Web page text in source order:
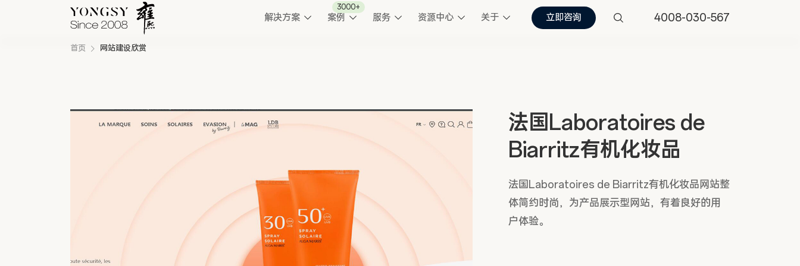
解决方案 案例
3000+
服务 资源中心 关于 立即咨询
新能源案例
4008-030-567
首页 网站建设欣赏
法国Laboratoires de
Biarritz有机化妆品
法国Laboratoires de Biarritz有机化妆品网站整
体简约时尚，为产品展示型网站，有着良好的用
户体验。